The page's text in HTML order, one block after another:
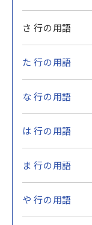
さ 行の用語
た 行の用語
な 行の用語
は 行の用語
ま 行の用語
や 行の用語